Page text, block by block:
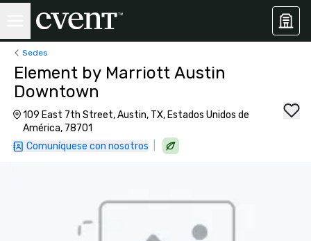
Sedes
Element by Marriott Austin
Downtown
109 East 7th Street, Austin, TX, Estados Unidos de
América, 78701
Comuníquese con nosotros